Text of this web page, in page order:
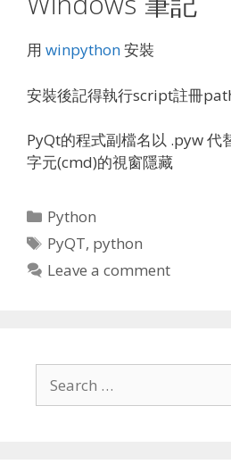
用 winpython安裝
安裝後記得執行script註冊
PyQt的程式副檔名以 .pyw 代
字元(cmd)的視窗隱藏
Categories
Python
Tags
PyQT, python
Leave a comment
for: